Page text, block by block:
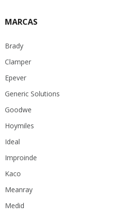
MARCAS
Brady
Clamper
Epever
Generic Solutions
Goodwe
Hoymiles
Ideal
Improinde
Kaco
Meanray
Medid